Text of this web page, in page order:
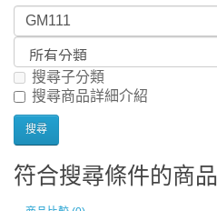
搜尋子分類
搜尋商品詳細介紹
符合搜尋條件的商品